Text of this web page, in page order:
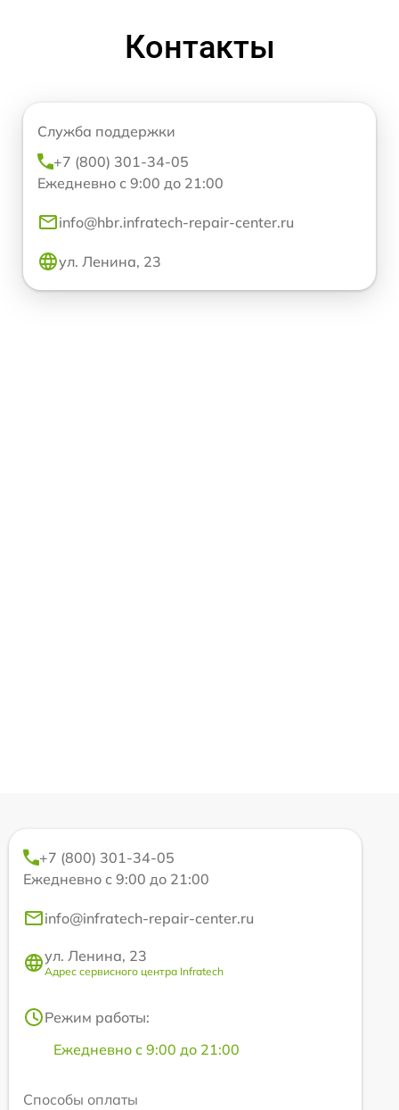
Контакты
Служба поддержки
+7 (800) 301-34-05
Ежедневно с 9:00 до 21:00
info@hbr.infratech-repair-center.ru
ул. Ленина, 23
+7 (800) 301-34-05
Ежедневно с 9:00 до 21:00
info@infratech-repair-center.ru
ул. Ленина, 23
Адрес сервисного центра Infratech
Режим работы:
Ежедневно с 9:00 до 21:00
Способы оплаты